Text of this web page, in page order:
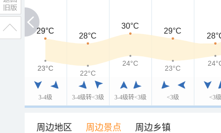
3-4级 3-4级转<3级 3-4级转<3级 <3级 <3级
29°C
29°C
28°C
30°C
29°C
23°C
23°C
22°C
24°C
23°C
周边地区 周边景点 周边乡镇